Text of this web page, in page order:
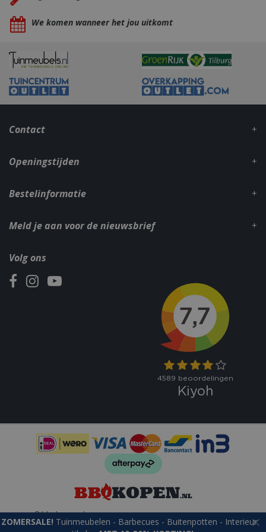
ZOMERSALE! Tuinmeubelen - Barbecues - Buitenpotten - Interieur
We komen wanneer het jou uitkomt
Contact
Volg ons
Openingstijden
Bestelinformatie
Meld je aan voor de nieuwsbrief
© bbqkopen.nl Green Solutions Tuincentrum Overzicht
_ga
Google LLC
Google LLC
.bbqkopen.nl
CookieScriptConsent
CookieScript